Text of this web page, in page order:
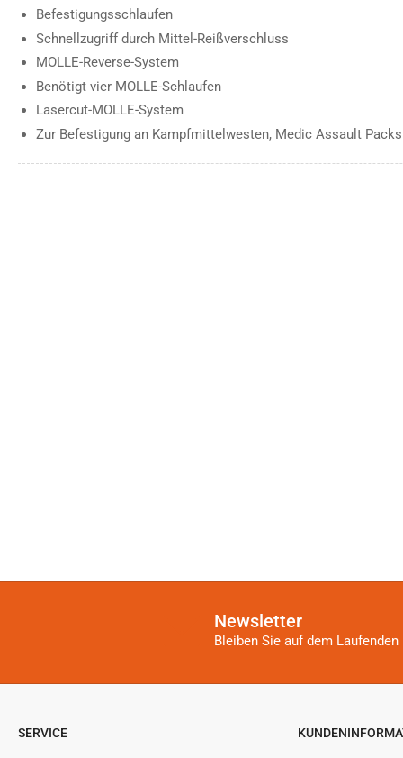
Befestigungsschlaufen
Schnellzugriff durch Mittel-Reißverschluss
MOLLE-Reverse-System
Benötigt vier MOLLE-Schlaufen
Lasercut-MOLLE-System
Zur Befestigung an Kampfmittelwesten, Medic Assault
Newsletter
Bleiben Sie auf dem
SERVICE